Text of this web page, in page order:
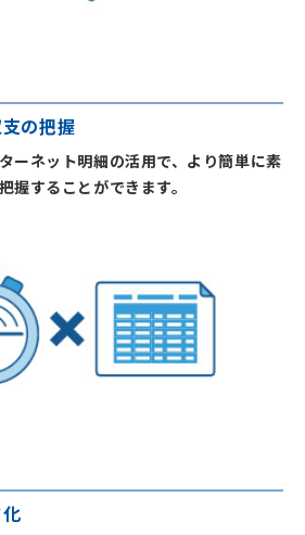
の把握
ーネット明細の活用で、より簡単に素
握することができます。